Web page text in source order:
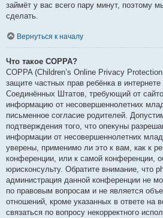
займёт у вас всего пару минут, поэтому
сделать.
Вернуться к началу
Что такое COPPA?
COPPA (Children’s Online Privacy
защите частных прав ребёнка в
Соединённых Штатов, требующий от
информацию от несовершеннолетних
письменное согласие родителей.
подтверждения того, что опекуны
информации от несовершеннолетних
уверены, применимо ли это к вам, как к
конференции, или к самой конференции,
юрисконсульту. Обратите внимание, что
администрация данной конференции не
по правовым вопросам и не является
отношений, кроме указанных в ответе на
связаться по вопросу некорректного